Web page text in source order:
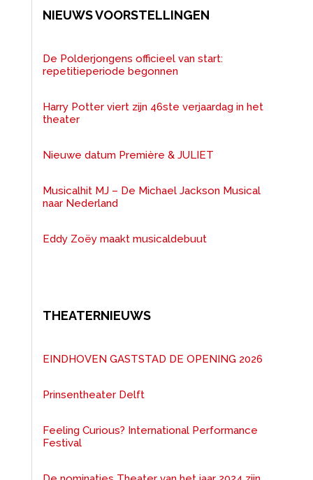
NIEUWS VOORSTELLINGEN
De Polderjongens officieel van start:
repetitieperiode begonnen
Harry Potter viert zijn 46ste verjaardag in het
theater
Nieuwe datum Première & JULIET
Musicalhit MJ – De Michael Jackson Musical
naar Nederland
Eddy Zoëy maakt musicaldebuut
THEATERNIEUWS
EINDHOVEN GASTSTAD DE OPENING 2026
Prinsentheater Delft
Feeling Curious? International Performance
Festival